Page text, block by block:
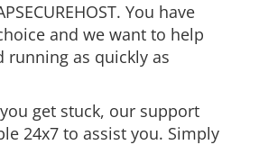
You have
and we want to help
running as quickly as
get stuck, our support
24x7 to assist you. Simply